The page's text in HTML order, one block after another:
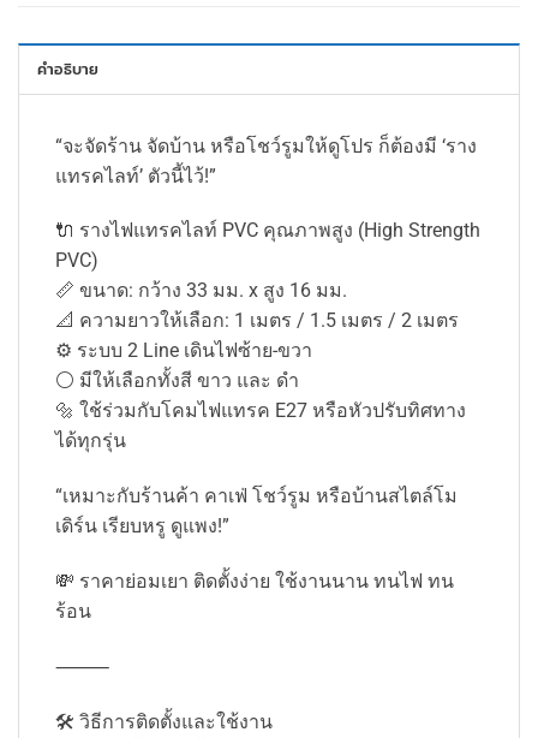
คำอธิบาย
“จะจัดร้าน จัดบ้าน หรือโชว์รูมให้ดูโปร ก็ต้องมี ‘ราง
แทรคไลท์’ ตัวนี้ไว้!”
🔌 รางไฟแทรคไลท์ PVC คุณภาพสูง (High Strength
PVC)
📏 ขนาด: กว้าง 33 มม. x สูง 16 มม.
📐 ความยาวให้เลือก: 1 เมตร / 1.5 เมตร / 2 เมตร
⚙️ ระบบ 2 Line เดินไฟซ้าย-ขวา
⚪️ มีให้เลือกทั้งสี ขาว และ ดำ
🔩 ใช้ร่วมกับโคมไฟแทรค E27 หรือหัวปรับทิศทาง
ได้ทุกรุ่น
“เหมาะกับร้านค้า คาเฟ่ โชว์รูม หรือบ้านสไตล์โม
เดิร์น เรียบหรู ดูแพง!”
💸 ราคาย่อมเยา ติดตั้งง่าย ใช้งานนาน ทนไฟ ทน
ร้อน
⸻
🛠 วิธีการติดตั้งและใช้งาน